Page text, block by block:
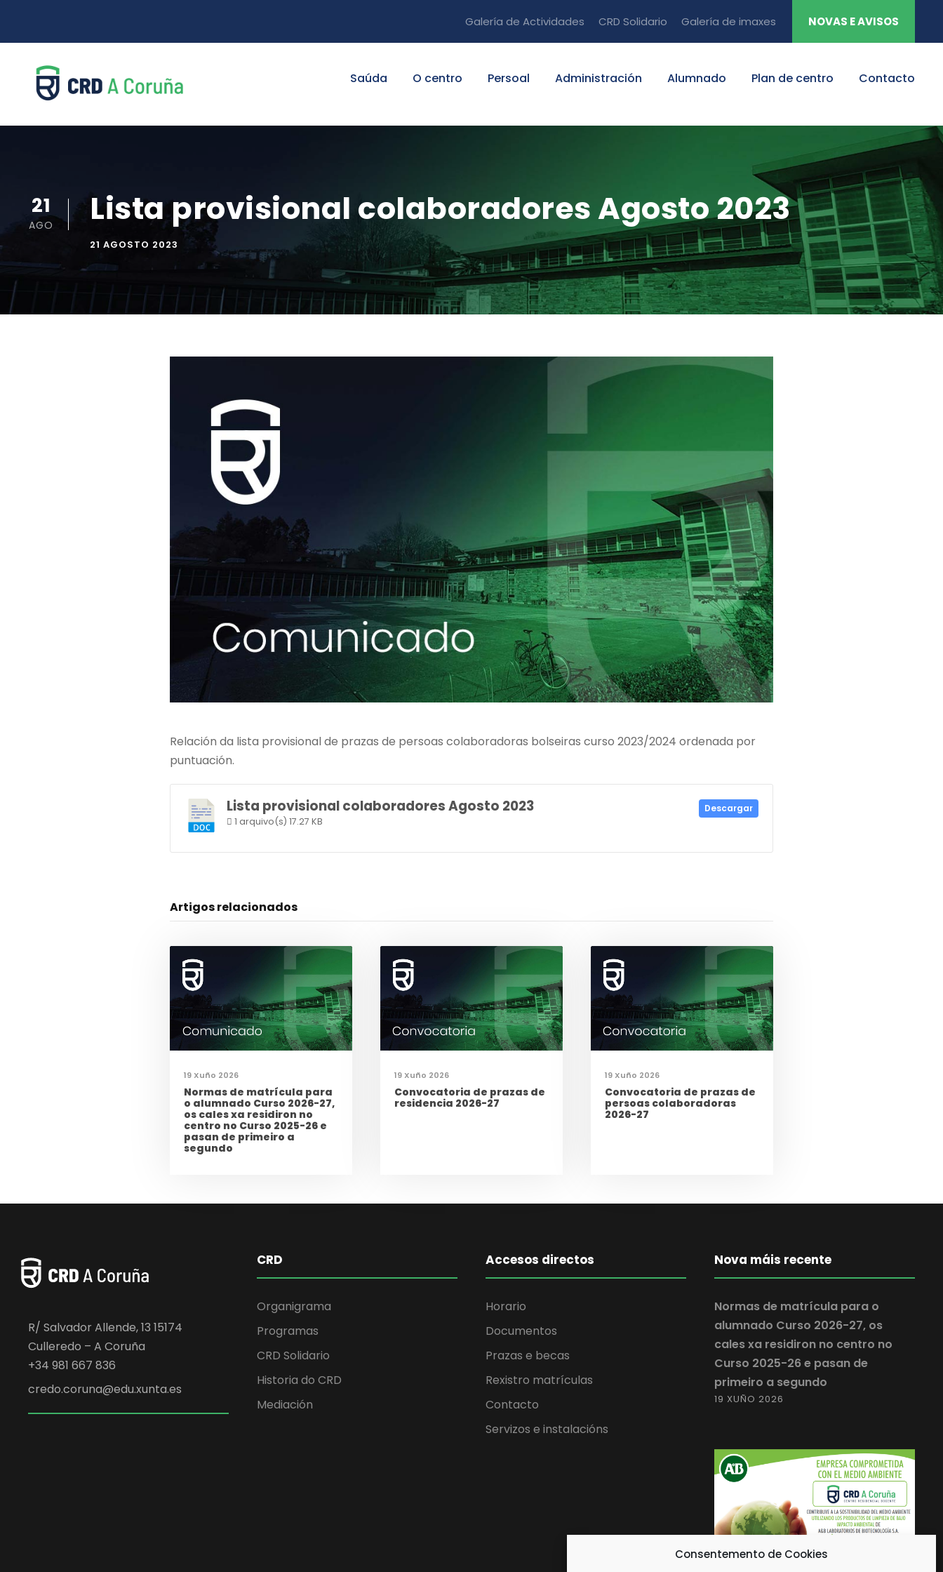
Consentemento de Cookies
Galería de Actividades CRD Solidario Galería de imaxes NOVAS E AVISOS
Saúda O centro Persoal Administración Alumnado Plan de centro Contacto
21
AGO Lista provisional colaboradores Agosto 2023
21 AGOSTO 2023
Relación da lista provisional de prazas de persoas colaboradoras bolseiras curso 2023/2024 ordenada por
puntuación.
Lista provisional colaboradores Agosto 2023
1 arquivo(s) 17.27 KB
Descargar
Artigos relacionados
19 Xuño 2026
Normas de matrícula para
o alumnado Curso 2026-27,
os cales xa residiron no
centro no Curso 2025-26 e
pasan de primeiro a
segundo
19 Xuño 2026
Convocatoria de prazas de
residencia 2026-27
19 Xuño 2026
Convocatoria de prazas de
persoas colaboradoras
2026-27
R/ Salvador Allende, 13 15174
Culleredo – A Coruña
+34 981 667 836
credo.coruna@edu.xunta.es
CRD
Organigrama
Programas
CRD Solidario
Historia do CRD
Mediación
Accesos directos
Horario
Documentos
Prazas e becas
Rexistro matrículas
Contacto
Servizos e instalacións
Nova máis recente
Normas de matrícula para o
alumnado Curso 2026-27, os
cales xa residiron no centro no
Curso 2025-26 e pasan de
primeiro a segundo
19 XUÑO 2026